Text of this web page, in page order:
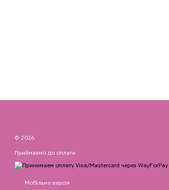
© 2026
Приймаємо до оплати
Мобільна версія